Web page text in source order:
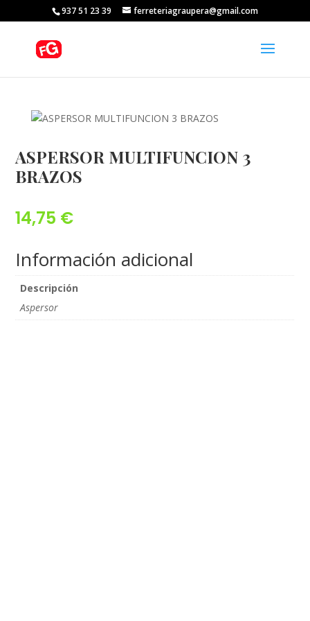
937 51 23 39 ferreteriagraupera@gmail.com
ASPERSOR MULTIFUNCION 3
BRAZOS
14,75 €
Información adicional
Descripción
Aspersor